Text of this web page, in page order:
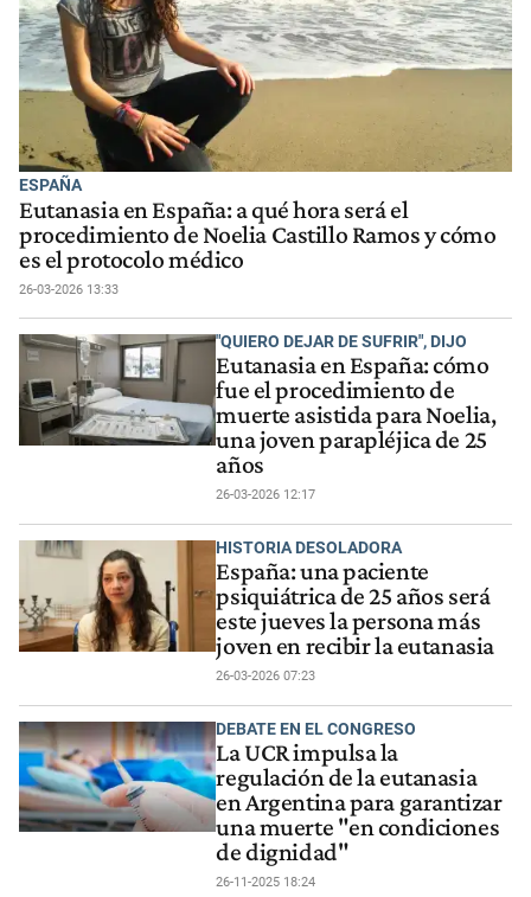
ESPAÑA
Eutanasia en España: a qué hora será el
procedimiento de Noelia Castillo Ramos y cómo
es el protocolo médico
26-03-2026 13:33
"QUIERO DEJAR DE SUFRIR", DIJO
Eutanasia en España: cómo
fue el procedimiento de
muerte asistida para Noelia,
una joven parapléjica de 25
años
26-03-2026 12:17
HISTORIA DESOLADORA
España: una paciente
psiquiátrica de 25 años será
este jueves la persona más
joven en recibir la eutanasia
26-03-2026 07:23
DEBATE EN EL CONGRESO
La UCR impulsa la
regulación de la eutanasia
en Argentina para garantizar
una muerte "en condiciones
de dignidad"
26-11-2025 18:24